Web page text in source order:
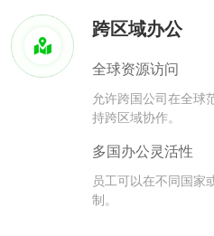
跨区域办公
全球资源访问
允许跨国公司在全球
持跨区域协作。
多国办公灵活性
员工可以在不同国家
制。